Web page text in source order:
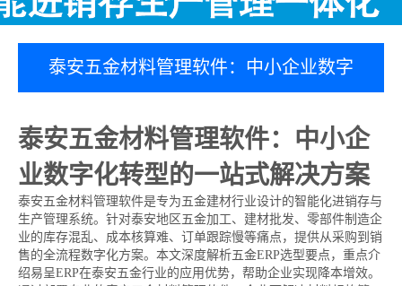
泰安五金材料管理软件：中小企业数字
泰安五金材料管理软件：中小企
业数字化转型的一站式解决方案
泰安五金材料管理软件是专为五金建材行业设计的智能化进销存与
生产管理系统。针对泰安地区五金加工、建材批发、零部件制造企
业的库存混乱、成本核算难、订单跟踪慢等痛点，提供从采购到销
售的全流程数字化方案。本文深度解析五金ERP选型要点，重点介
绍易呈ERP在泰安五金行业的应用优势，帮助企业实现降本增效。